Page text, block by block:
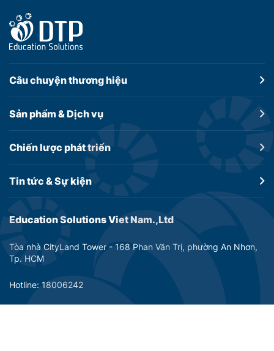
Education Solutions Viet Nam.,Ltd
Tòa nhà CityLand Tower - 168 Phan Văn Trị, phường An Nhơn,
Tp. HCM
Hotline: 18006242
Câu chuyệnthương hiệu
Sản phẩm &Dịch vụ
Chiến lược phát triển
Tin tức &Sự kiện